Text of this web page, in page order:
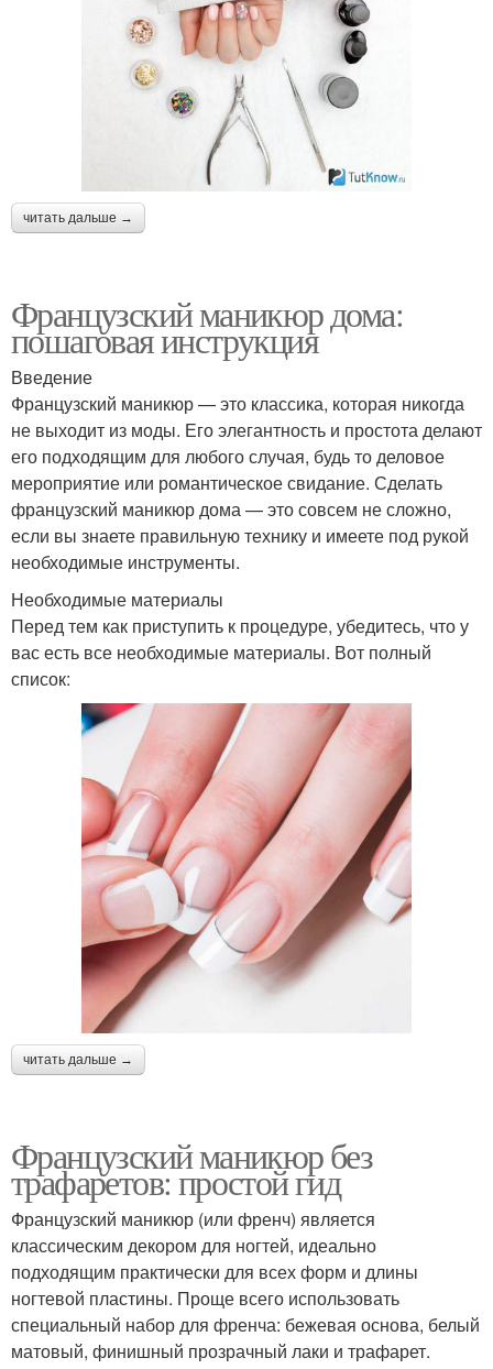
читать дальше →
Французский маникюр дома:
пошаговая инструкция
Введение
Французский маникюр — это классика, которая никогда
не выходит из моды. Его элегантность и простота делают
его подходящим для любого случая, будь то деловое
мероприятие или романтическое свидание. Сделать
французский маникюр дома — это совсем не сложно,
если вы знаете правильную технику и имеете под рукой
необходимые инструменты.
Необходимые материалы
Перед тем как приступить к процедуре, убедитесь, что у
вас есть все необходимые материалы. Вот полный
список:
читать дальше →
Французский маникюр без
трафаретов: простой гид
Французский маникюр (или френч) является
классическим декором для ногтей, идеально
подходящим практически для всех форм и длины
ногтевой пластины. Проще всего использовать
специальный набор для френча: бежевая основа, белый
матовый, финишный прозрачный лаки и трафарет.